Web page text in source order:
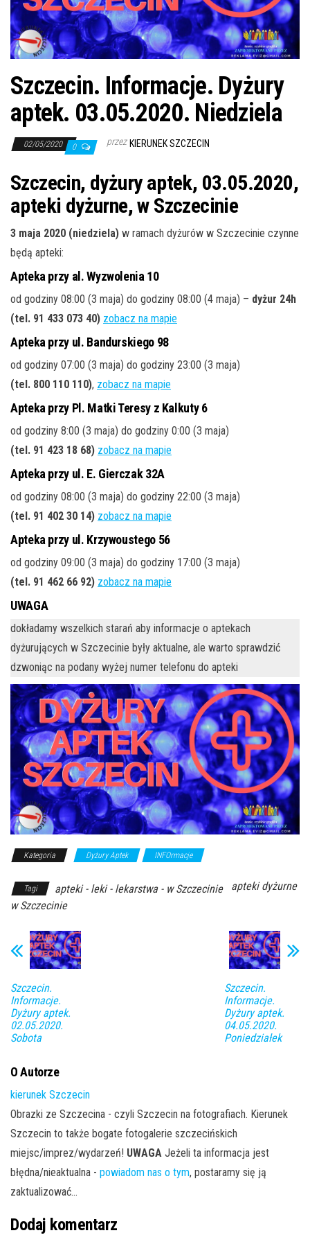
ę
Szczecin. Informacje. Dyżury
aptek. 03.05.2020. Niedziela
02/05/2020 0 przez KIERUNEK SZCZECIN
Szczecin, dyżury aptek, 03.05.2020,
apteki dyżurne, w Szczecinie
3 maja 2020 (niedziela) w ramach dyżurów w Szczecinie czynne
będą apteki:
Apteka przy al. Wyzwolenia 10
od godziny 08:00 (3 maja) do godziny 08:00 (4 maja) – dyżur 24h
(tel. 91 433 073 40) zobacz na mapie
Apteka przy ul. Bandurskiego 98
od godziny 07:00 (3 maja) do godziny 23:00 (3 maja)
(tel. 800 110 110), zobacz na mapie
Apteka przy Pl. Matki Teresy z Kalkuty 6
od godziny 8:00 (3 maja) do godziny 0:00 (3 maja)
(tel. 91 423 18 68) zobacz na mapie
Apteka przy ul. E. Gierczak 32A
od godziny 08:00 (3 maja) do godziny 22:00 (3 maja)
(tel. 91 402 30 14) zobacz na mapie
Apteka przy ul. Krzywoustego 56
od godziny 09:00 (3 maja) do godziny 17:00 (3 maja)
(tel. 91 462 66 92) zobacz na mapie
UWAGA
dokładamy wszelkich starań aby informacje o aptekach
dyżurujących w Szczecinie były aktualne, ale warto sprawdzić
dzwoniąc na podany wyżej numer telefonu do apteki
Kategoria Dyżury Aptek INFOrmacje
Tagi apteki - leki - lekarstwa - w Szczecinie
apteki dyżurne
w Szczecinie
Szczecin.
Informacje.
Dyżury aptek.
02.05.2020.
Sobota
Szczecin.
Informacje.
Dyżury aptek.
04.05.2020.
Poniedziałek
O Autorze
kierunek Szczecin
Obrazki ze Szczecina - czyli Szczecin na fotografiach. Kierunek
Szczecin to także bogate fotogalerie szczecińskich
miejsc/imprez/wydarzeń! UWAGA Jeżeli ta informacja jest
błędna/nieaktualna - powiadom nas o tym, postaramy się ją
zaktualizować...
Dodaj komentarz